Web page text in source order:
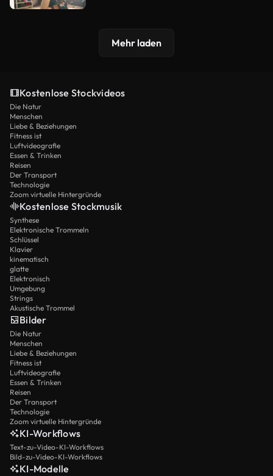
Mehr laden
Kostenlose Stockvideos
Die Natur
Menschen
Liebe & Beziehungen
Fitness ist
Luftvideografie
Essen & Trinken
Reisen
Der Transport
Technologie
Zoom virtuelle Hintergründe
Kostenlose Stockmusik
Synthese
Elektronische Trommeln
Schlüssel
Klavier
kinematisch
glatte
Elektronisch
Umgebung
Strings
Akustische Trommel
Bilder
Die Natur
Menschen
Liebe & Beziehungen
Fitness ist
Luftvideografie
Essen & Trinken
Reisen
Der Transport
Technologie
Zoom virtuelle Hintergründe
KI-Workflows
Text-zu-Video-KI-Workflows
Bild-zu-Video-KI-Workflows
KI-Modelle